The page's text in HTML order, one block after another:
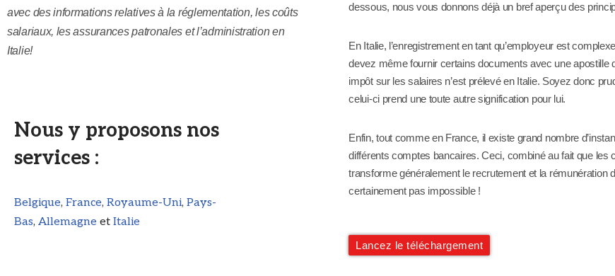
avec des informations relatives à la réglementation, les coûts
salariaux, les assurances patronales et l’administration en
Italie!
Nous y proposons nos
services :
Belgique, France, Royaume-Uni, Pays-
Bas, Allemagne et Italie
dessous, nous vous donnons déjà un bref aperçu des
En Italie, l’enregistrement en tant qu’employeur est
devez même fournir certains documents avec une apostille
impôt sur les salaires n’est prélevé en Italie. Soyez donc
celui-ci prend une toute autre signification pour lui.
Enfin, tout comme en France, il existe grand nombre
différents comptes bancaires. Ceci, combiné au fait que les
transforme généralement le recrutement et la rémunération
certainement pas impossible !
Lancez le téléchargement